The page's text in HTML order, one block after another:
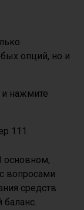
опций, но и
нажмите
111.
основном,
вопросами
средств